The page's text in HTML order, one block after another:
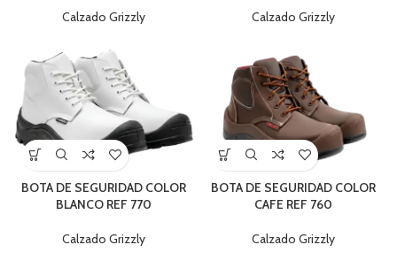
Calzado Grizzly Calzado Grizzly
BOTA DE SEGURIDAD COLOR
BLANCO REF 770
Calzado Grizzly
BOTA DE SEGURIDAD COLOR
CAFE REF 760
Calzado Grizzly